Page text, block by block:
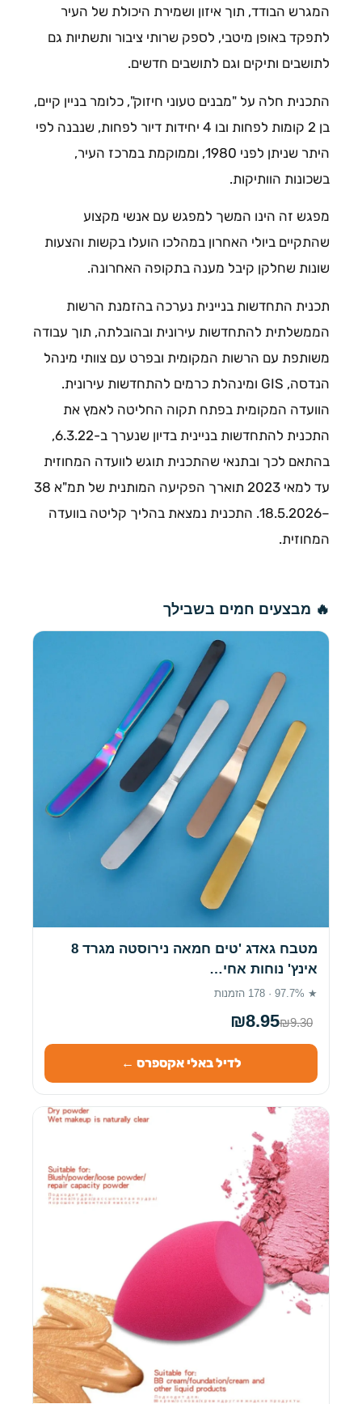
המגרש הבודד, תוך איזון ושמירת היכולת של העיר
לתפקד באופן מיטבי, לספק שרותי ציבור ותשתיות גם
לתושבים ותיקים וגם לתושבים חדשים.
התכנית חלה על "מבנים טעוני חיזוק", כלומר בניין קיים,
בן 2 קומות לפחות ובו 4 יחידות דיור לפחות, שנבנה לפי
היתר שניתן לפני 1980, וממוקמת במרכז העיר,
בשכונות הוותיקות.
מפגש זה הינו המשך למפגש עם אנשי מקצוע
שהתקיים ביולי האחרון במהלכו הועלו בקשות והצעות
שונות שחלקן קיבל מענה בתקופה האחרונה.
תכנית התחדשות בניינית נערכה בהזמנת הרשות
הממשלתית להתחדשות עירונית ובהובלתה, תוך עבודה
משותפת עם הרשות המקומית ובפרט עם צוותי מינהל
הנדסה, GIS ומינהלת כרמים להתחדשות עירונית.
הוועדה המקומית בפתח תקוה החליטה לאמץ את
התכנית להתחדשות בניינית בדיון שנערך ב-6.3.22,
בהתאם לכך ובתנאי שהתכנית תוגש לוועדה המחוזית
עד למאי 2023 תוארך הפקיעה המותנית של תמ"א 38
–18.5.2026. התכנית נמצאת בהליך קליטה בוועדה
המחוזית.
🔥 מבצעים חמים בשבילך
מטבח גאדג 'טים חמאה נירוסטה מגרד 8
אינץ' נוחות אחי…
★ 97.7% · 178 הזמנות
₪8.95₪9.30
לדיל באלי אקספרס ←